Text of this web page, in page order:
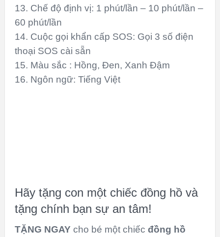
13. Chế độ định vị: 1 phút/lần – 10 phút/lần –
60 phút/lần
14. Cuộc gọi khẩn cấp SOS: Gọi 3 số điện
thoại SOS cài sẵn
15. Màu sắc : Hồng, Đen, Xanh Đậm
16. Ngôn ngữ: Tiếng Việt
Hãy tặng con một chiếc đồng hồ và
tặng chính bạn sự an tâm!
TẶNG NGAY cho bé một chiếc đồng hồ